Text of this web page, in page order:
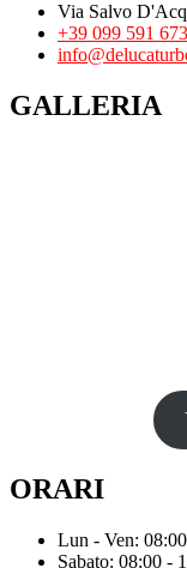
Via Salvo
+39 099 591
GALLERIA
ORARI
Lun - Ven:
Sabato: 08:00 -